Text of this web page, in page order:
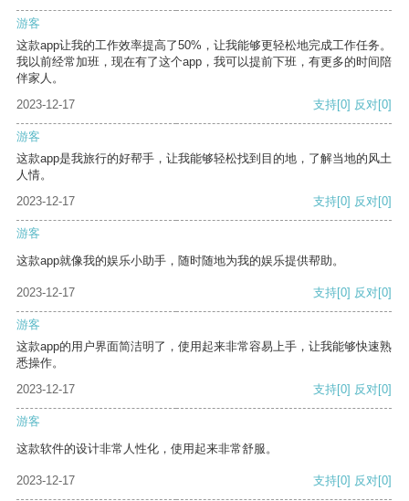
游客
这款app让我的工作效率提高了50%，让我能够更轻松地完成工作任务。
我以前经常加班，现在有了这个app，我可以提前下班，有更多的时间陪
伴家人。
2023-12-17
支持[0] 反对[0]
游客
这款app是我旅行的好帮手，让我能够轻松找到目的地，了解当地的风土
人情。
2023-12-17
支持[0] 反对[0]
游客
这款app就像我的娱乐小助手，随时随地为我的娱乐提供帮助。
2023-12-17 支持[0] 反对[0]
游客
这款app的用户界面简洁明了，使用起来非常容易上手，让我能够快速熟
悉操作。
2023-12-17
支持[0] 反对[0]
游客
这款软件的设计非常人性化，使用起来非常舒服。
2023-12-17 支持[0] 反对[0]